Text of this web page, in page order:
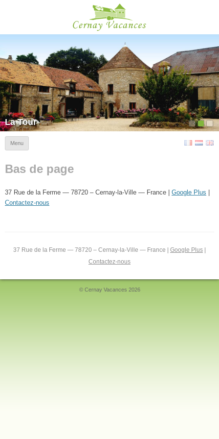
La Tour
Menu
Bas de page
37 Rue de la Ferme — 78720 – Cernay-la-Ville — France | Google Plus
Contactez-nous
37 Rue de la Ferme — 78720 – Cernay-la-Ville — France | Google Plus
Contactez-nous
© Cernay Vacances 2026